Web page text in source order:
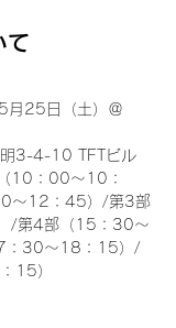
て
月25日（土）＠
明3-4-10 TFTビル
10：00～10：
～12：45）/第3部
/第4部（15：30～
：30～18：15）/
15）